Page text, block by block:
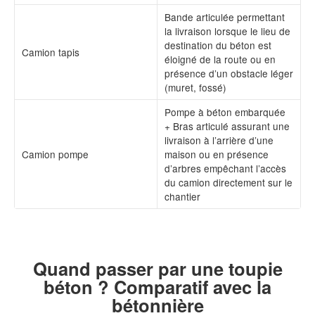
Camion tapis
Bande articulée permettant
la livraison lorsque le lieu de
destination du béton est
éloigné de la route ou en
présence d’un obstacle léger
(muret, fossé)
Camion pompe
Pompe à béton embarquée
+ Bras articulé assurant une
livraison à l’arrière d’une
maison ou en présence
d’arbres empêchant l’accès
du camion directement sur le
chantier
Quand passer par une toupie
béton ? Comparatif avec la
bétonnière